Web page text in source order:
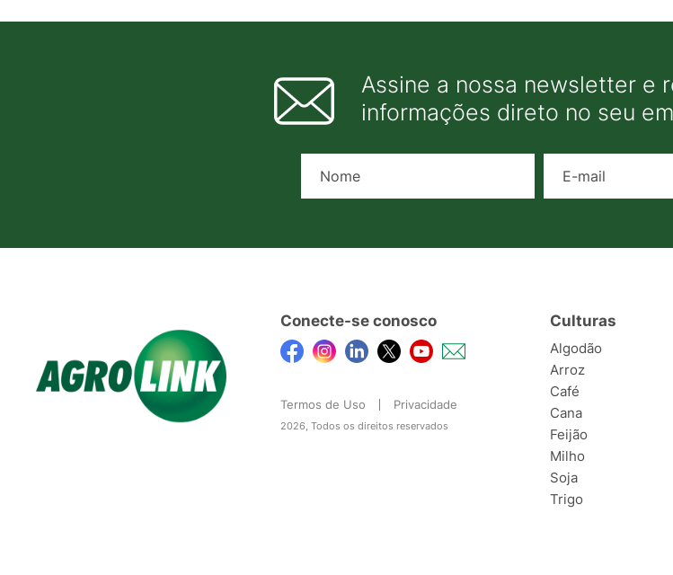
Assine a nossa newsletter e
informações direto no seu
Conecte-se conosco
Termos de Uso Privacidade
2026, Todos os direitos reservados
Culturas
Algodão
Arroz
Café
Cana
Feijão
Milho
Soja
Trigo